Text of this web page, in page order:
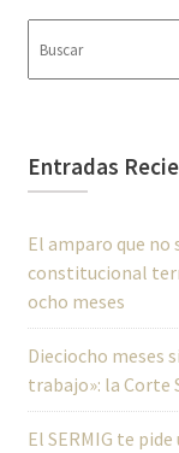
Entradas
El amparo que
constitucional
ocho meses
Dieciocho meses
trabajo»: la Corte
El SERMIG te